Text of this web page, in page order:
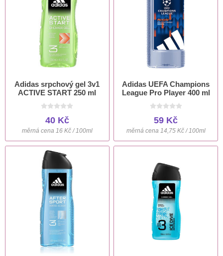
Adidas srpchový gel 3v1
ACTIVE START 250 ml
40 Kč
měrná cena 16 Kč / 100ml
Adidas UEFA Champions
League Pro Player 400 ml
59 Kč
měrná cena 14,75 Kč / 100ml